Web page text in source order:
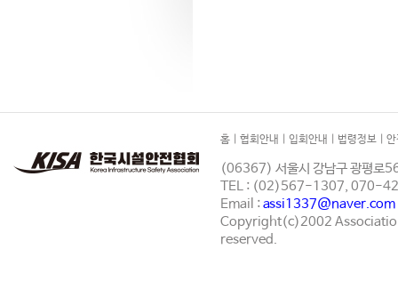
홈 협회안내 입회안내 법령정보
(06367) 서울시 강남구 광평로
TEL : (02)567-1307, 070-
Email :assi1337@naver.com
Copyright(c)2002
reserved.